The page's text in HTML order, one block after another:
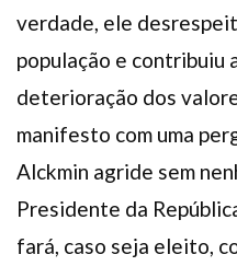
verdade, ele
população e contribuiu
deterioração dos
manifesto com uma
Alckmin agride sem
Presidente da
fará, caso seja eleito,